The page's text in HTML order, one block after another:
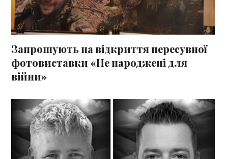
Запрошують на відкриття пересувної
фотовиставки «Не народжені для
війни»